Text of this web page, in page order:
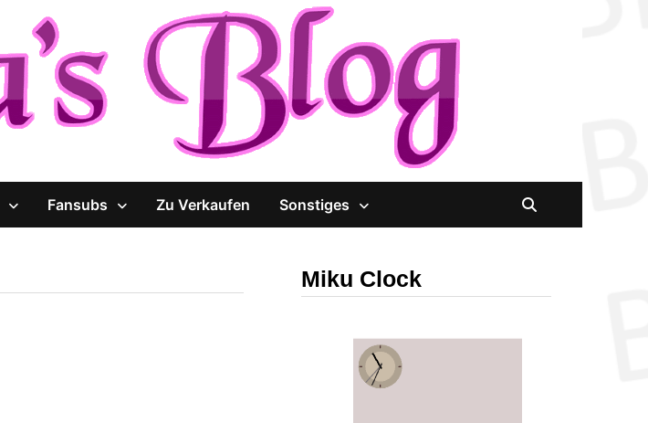
Fansubs Zu Verkaufen Sonstiges
Miku Clock